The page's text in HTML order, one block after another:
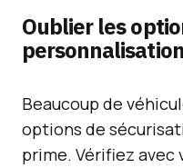
Oublier les
personnalisation
Beaucoup de
options de
prime. Vérifiez avec